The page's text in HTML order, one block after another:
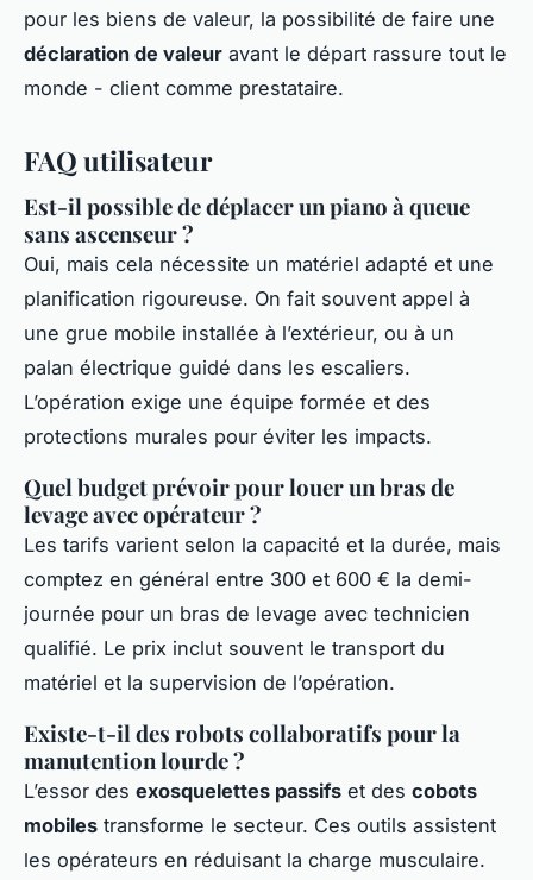
pour les biens de valeur, la possibilité de faire une
déclaration de valeur avant le départ rassure tout le
monde - client comme prestataire.
FAQ utilisateur
Est-il possible de déplacer un piano à queue
sans ascenseur ?
Oui, mais cela nécessite un matériel adapté et une
planification rigoureuse. On fait souvent appel à
une grue mobile installée à l’extérieur, ou à un
palan électrique guidé dans les escaliers.
L’opération exige une équipe formée et des
protections murales pour éviter les impacts.
Quel budget prévoir pour louer un bras de
levage avec opérateur ?
Les tarifs varient selon la capacité et la durée, mais
comptez en général entre 300 et 600 € la demi-
journée pour un bras de levage avec technicien
qualifié. Le prix inclut souvent le transport du
matériel et la supervision de l’opération.
Existe-t-il des robots collaboratifs pour la
manutention lourde ?
L’essor des exosquelettes passifs et des cobots
mobiles transforme le secteur. Ces outils assistent
les opérateurs en réduisant la charge musculaire.